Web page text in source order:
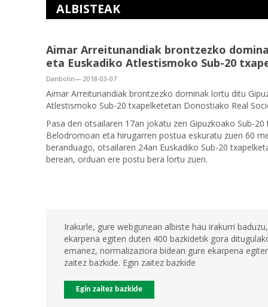
ALBISTEAK
Aimar Arreitunandiak brontzezko
eta Euskadiko Atlestismoko Sub-20
Danbolin— 2018-03-07
Aimar Arreitunandiak brontzezko dominak lortu ditu
Atlestismoko Sub-20 txapelketetan Donostiako Real
Pasa den otsailaren 17an jokatu zen Gipuzkoako Sub-
Belodromoan eta hirugarren postua eskuratu zuen 60
beranduago, otsailaren 24an Euskadiko Sub-20
berean, orduan ere postu bera lortu zuen.
Irakurle, gure webgunean albiste hau irakurri
ekarpena egiten duten 400 bazkidetik gora
emanez, normalizaziora bidean gure ekarpena
zaitez bazkide. Egin zaitez bazkide
Egin zaitez bazkide